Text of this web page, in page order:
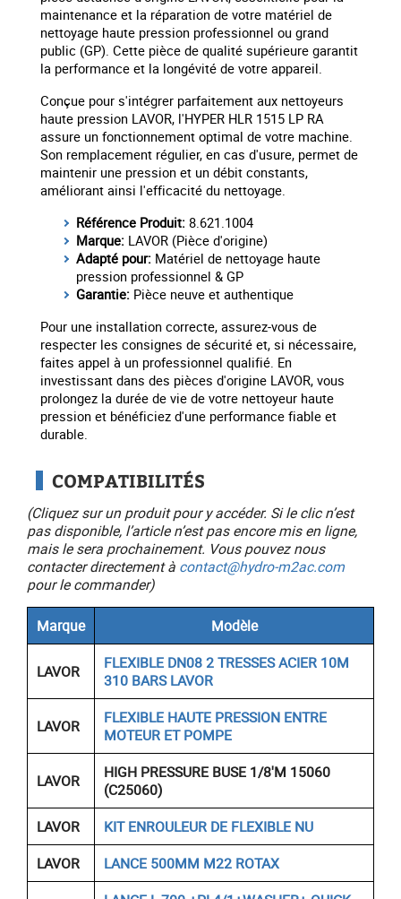
maintenance et la réparation de votre matériel de
nettoyage haute pression professionnel ou grand
public (GP). Cette pièce de qualité supérieure garantit
la performance et la longévité de votre appareil.
Conçue pour s'intégrer parfaitement aux nettoyeurs
haute pression LAVOR, l'HYPER HLR 1515 LP RA
assure un fonctionnement optimal de votre machine.
Son remplacement régulier, en cas d'usure, permet de
maintenir une pression et un débit constants,
améliorant ainsi l'efficacité du nettoyage.
Référence Produit: 8.621.1004
Marque: LAVOR (Pièce d'origine)
Adapté pour: Matériel de nettoyage haute
pression professionnel & GP
Garantie: Pièce neuve et authentique
Pour une installation correcte, assurez-vous de
respecter les consignes de sécurité et, si nécessaire,
faites appel à un professionnel qualifié. En
investissant dans des pièces d'origine LAVOR, vous
prolongez la durée de vie de votre nettoyeur haute
pression et bénéficiez d'une performance fiable et
durable.
COMPATIBILITÉS
(Cliquez sur un produit pour y accéder. Si le clic n’est
pas disponible, l’article n’est pas encore mis en ligne,
mais le sera prochainement. Vous pouvez nous
contacter directement à contact@hydro-m2ac.com
pour le commander)
Marque Modèle
LAVOR
FLEXIBLE DN08 2 TRESSES ACIER 10M
310 BARS LAVOR
LAVOR
FLEXIBLE HAUTE PRESSION ENTRE
MOTEUR ET POMPE
LAVOR
HIGH PRESSURE BUSE 1/8'M 15060
(C25060)
LAVOR
KIT ENROULEUR DE FLEXIBLE NU
LAVOR
LANCE 500MM M22 ROTAX